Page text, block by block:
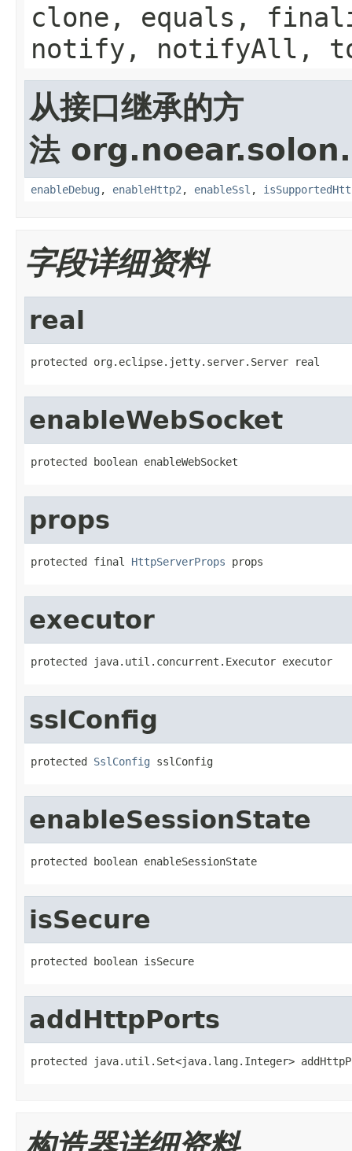
clone, equals,
notify, notifyAll,
从接口继承的方
法
enableDebug , enableHttp2 , enableSsl ,
字段详细资料
real
protected org.eclipse.jetty.server.Server real
enableWebSocket
protected boolean enableWebSocket
props
protected final HttpServerProps props
executor
protected java.util.concurrent.Executor executor
sslConfig
protected SslConfig sslConfig
enableSessionState
protected boolean enableSessionState
isSecure
protected boolean isSecure
addHttpPorts
protected java.util.Set<java.lang.Integer>